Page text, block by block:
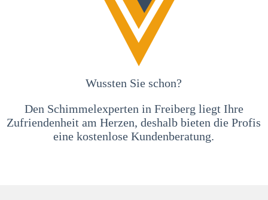
Wussten Sie schon?
Den Schimmelexperten in Freiberg liegt Ihre
Zufriendenheit am Herzen, deshalb bieten die Profis
eine kostenlose Kundenberatung.